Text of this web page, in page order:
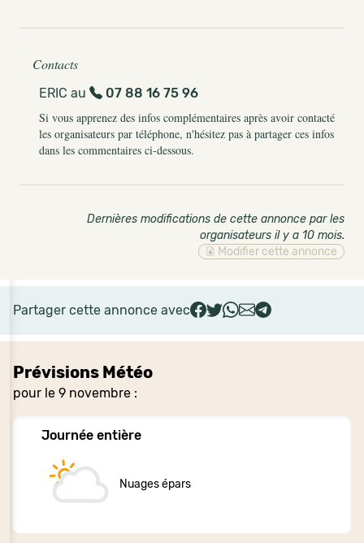
Prévisions Météo
pour le 9 novembre :
Journée entière
Nuages épars
Contacts
ERIC au
07 88 16 75 96
Si vous apprenez des infos complémentaires après avoir contacté
les organisateurs par téléphone, n'hésitez pas à partager ces infos
dans les commentaires ci-dessous.
Dernières modifications de cette annonce par les
organisateurs il y a 10 mois.
Modifier cette annonce
Partager cette annonce avec